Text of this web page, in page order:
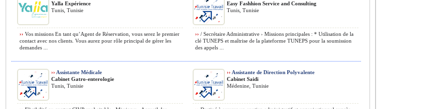
Yalla Expérience
Tunis, Tunisie
›› Vos missions En tant qu’Agent de Réservation, vous serez le premier
contact avec nos clients. Vous aurez pour rôle principal de gérer les
demandes ...
Easy Fashhion Service and Consulting
Tunis, Tunisie
›› / Secrétaire Administrative › Missions principales : * Utilisation de la
clé TUNEPS et maîtrise de la plateforme TUNEPS pour la soumission
des appels ...
›› Assistante Médicale
Cabinet Gatro-enterologie
Tunis, Tunisie
›› Assistante de Direction Polyvalente
Cabinet Saidi
Médenine, Tunisie